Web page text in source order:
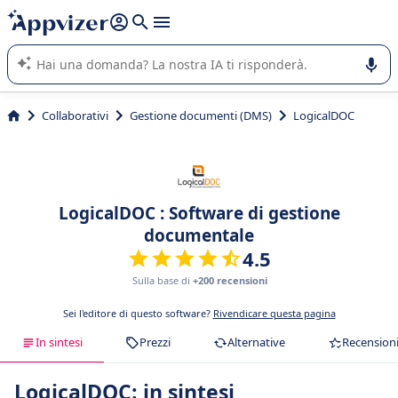
righe con
shift + enter
L'IA di Appvizer vi guida nell'utilizzo o nella scelta di un
software SaaS per la vostra azienda.
Collaborativi Gestione documenti (DMS) LogicalDOC
LogicalDOC : Software di gestione
documentale
4.5
Sulla base di +200 recensioni
Sei l'editore di questo software? Rivendicare questa pagina
In sintesi Prezzi Alternative Recensioni
LogicalDOC: in sintesi